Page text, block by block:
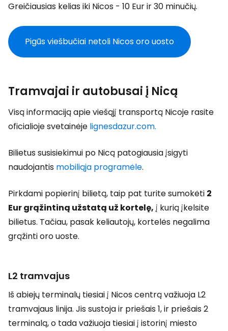
Greičiausias kelias iki Nicos - 10 Eur ir 30 minučių.
Pigūs viešbučiai netoli Nicos oro uosto
Tramvajai ir autobusai į Nicą
Visą informaciją apie viešąjį transportą Nicoje rasite
oficialioje svetainėje lignesdazur.com.
Bilietus susisiekimui po Nicą patogiausia įsigyti
naudojantis mobiliąja programėle.
Pirkdami popierinį bilietą, taip pat turite sumokėti 2
Eur grąžintiną užstatą už kortelę, į kurią įkelsite
bilietus. Tačiau, pasak keliautojų, kortelės negalima
grąžinti oro uoste.
L2 tramvajus
Iš abiejų terminalų tiesiai į Nicos centrą važiuoja L2
tramvajaus linija. Jis sustoja ir priešais 1, ir priešais 2
terminalą, o tada važiuoja tiesiai į istorinį miesto